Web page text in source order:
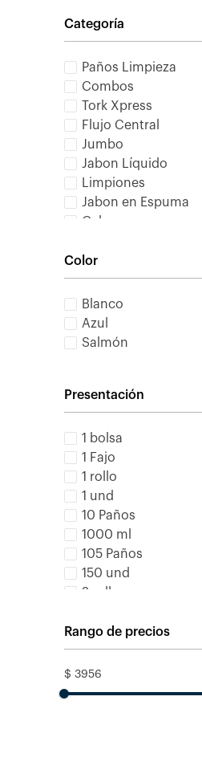
Categoría
Paños Limpieza
Combos
Tork Xpress
Flujo Central
Jumbo
Jabon Líquido
Limpiones
Jabon en Espuma
Gel
Color
Blanco
Azul
Salmón
Presentación
1 bolsa
1 Fajo
1 rollo
1 und
10 Paños
1000 ml
105 Paños
150 und
2 rollos
Rango de precios
$ 3956